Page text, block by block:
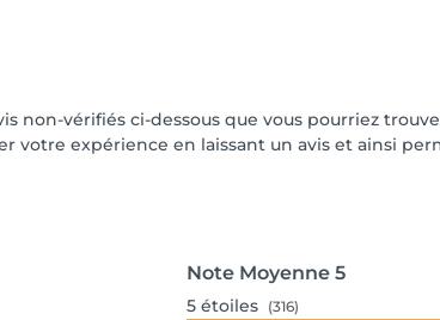
non-vérifiés ci-dessous que vous pourriez
votre expérience en laissant un avis et ainsi
Note Moyenne 5
5 étoiles (316)